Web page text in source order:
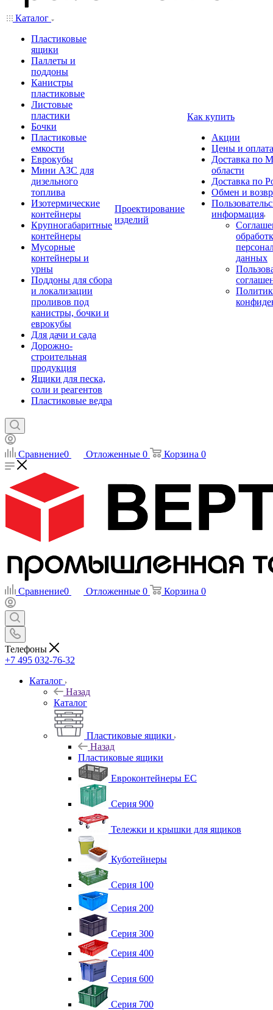
Каталог
Пластиковые
ящики
Паллеты и
поддоны
Канистры
пластиковые
Листовые
пластики
Бочки
Пластиковые
емкости
Еврокубы
Мини АЗС для
дизельного
топлива
Изотермические
контейнеры
Крупногабаритные
контейнеры
Мусорные
контейнеры и
урны
Поддоны для сбора
и локализации
проливов под
канистры, бочки и
еврокубы
Для дачи и сада
Дорожно-
строительная
продукция
Ящики для песка,
соли и реагентов
Пластиковые ведра
Проектирование
изделий
Как купить
Акции
Цены и оплата
Доставка по
области
Доставка по
Обмен и
информация
данных
Сравнение0 Отложенные 0 Корзина 0
Сравнение0 Отложенные 0 Корзина 0
Телефоны
+7 495 032-76-32
Каталог
Назад
Каталог
Пластиковые ящики
Назад
Пластиковые ящики
Евроконтейнеры ЕС
Серия 900
Тележки и крышки для ящиков
Куботейнеры
Серия 100
Серия 200
Серия 300
Серия 400
Серия 600
Серия 700